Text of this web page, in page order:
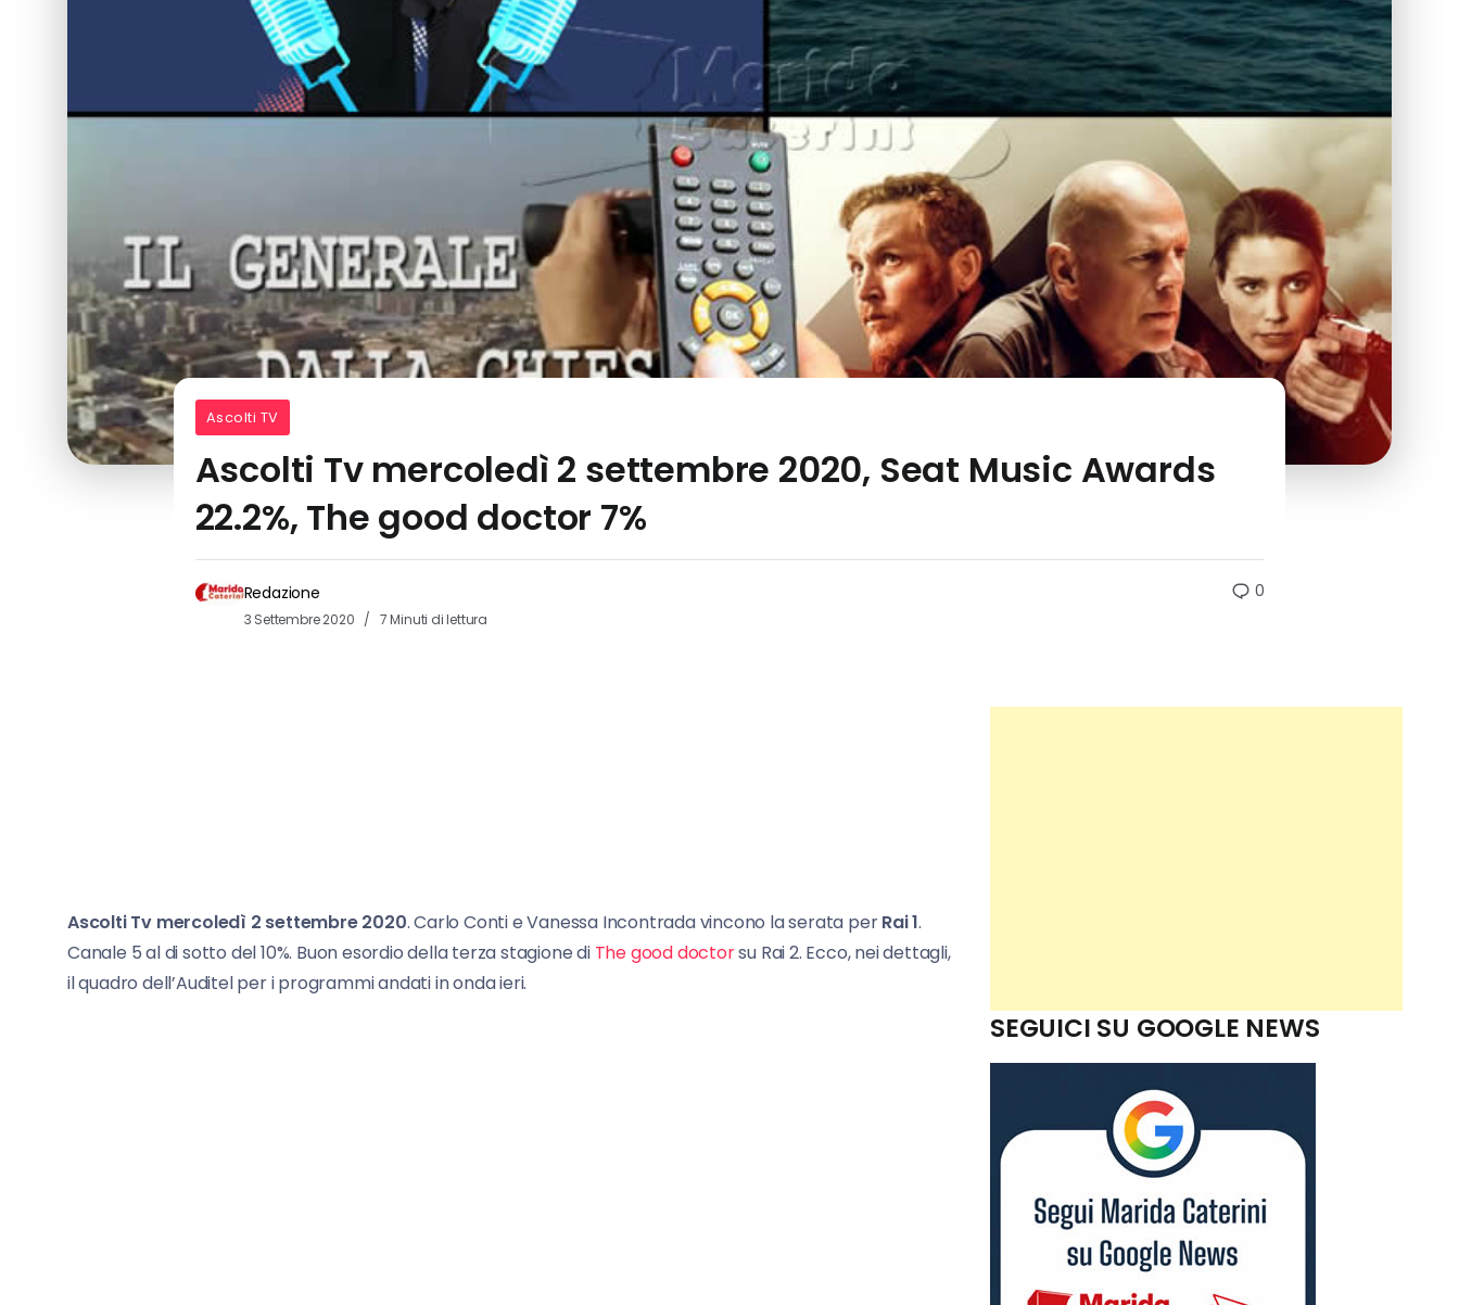
Ascolti TV
Ascolti Tv mercoledì 2 settembre 2020, Seat Music Awards
22.2%, The good doctor 7%
Redazione
3 Settembre 2020 7 Minuti di lettura
0
Ascolti Tv mercoledì 2 settembre 2020. Carlo Conti e Vanessa Incontrada vincono la serata perRai 1.
Canale 5 al di sotto del 10%. Buon esordio della terza stagione di The good doctorsu Rai 2. Ecco, nei dettagli,
il quadro dell’Auditel per i programmi andati in onda ieri.
SEGUICI SU GOOGLE NEWS